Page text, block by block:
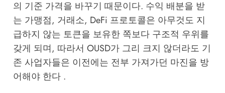
의 기준 가격을 바꾸기 때문이다. 수익 배분을 받
는 가맹점, 거래소, DeFi 프로토콜은 아무것도 지
급하지 않는 토큰을 보유한 쪽보다 구조적 우위를
갖게 되며, 따라서 OUSD가 그리 크지 않더라도 기
존 사업자들은 이전에는 전부 가져가던 마진을 방
어해야 한다 .